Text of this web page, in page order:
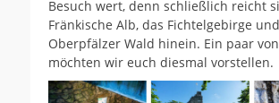
Besuch wert, denn schließlich reicht
Fränkische Alb, das Fichtelgebirge
Oberpfälzer Wald hinein. Ein paar
möchten wir euch diesmal vorstellen.